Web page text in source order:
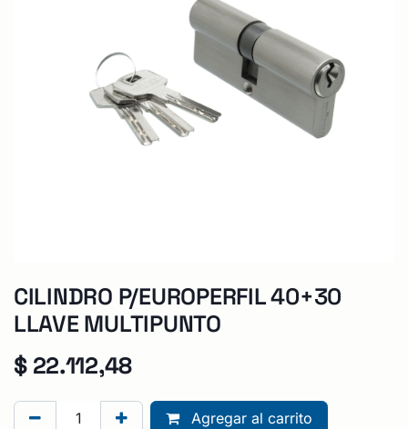
CILINDRO P/EUROPERFIL 40+30
LLAVE MULTIPUNTO
$ 22.112,48
Agregar al carrito